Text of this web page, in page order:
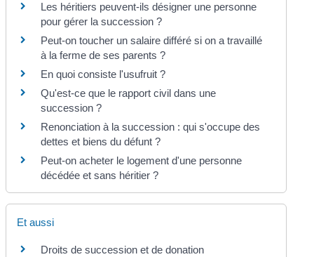
Les héritiers peuvent-ils désigner une personne
pour gérer la succession ?
Peut-on toucher un salaire différé si on a travaillé
à la ferme de ses parents ?
En quoi consiste l'usufruit ?
Qu'est-ce que le rapport civil dans une
succession ?
Renonciation à la succession : qui s'occupe des
dettes et biens du défunt ?
Peut-on acheter le logement d'une personne
décédée et sans héritier ?
Et aussi
Droits de succession et de donation